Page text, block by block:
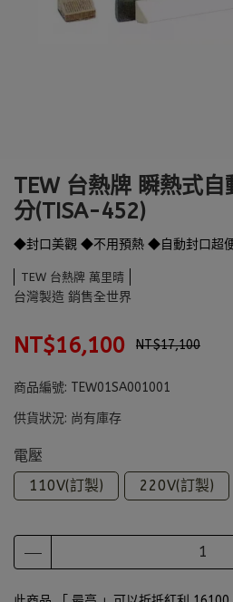
TEW 台熱牌 瞬熱式
分(TISA-452)
◆封口美觀 ◆不用預熱 ◆自動封口超
TEW 台熱牌 萬里晴
台灣製造 銷售全世界
NT$16,100 NT$17,100
商品編號: TEW01SA001001
供貨狀況: 尚有庫存
電壓
110V(訂製)
220V(訂製)